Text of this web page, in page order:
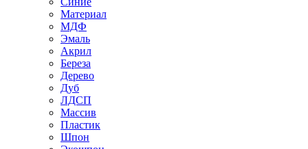
Материал
МДФ
Эмаль
Акрил
Береза
Дерево
Дуб
ЛДСП
Массив
Пластик
Шпон